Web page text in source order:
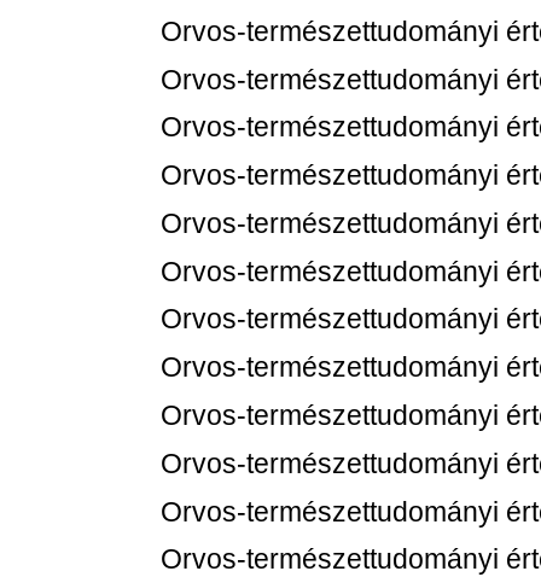
Orvos-természettudományi
Orvos-természettudományi
Orvos-természettudományi
Orvos-természettudományi
Orvos-természettudományi
Orvos-természettudományi
Orvos-természettudományi
Orvos-természettudományi
Orvos-természettudományi
Orvos-természettudományi
Orvos-természettudományi
Orvos-természettudományi